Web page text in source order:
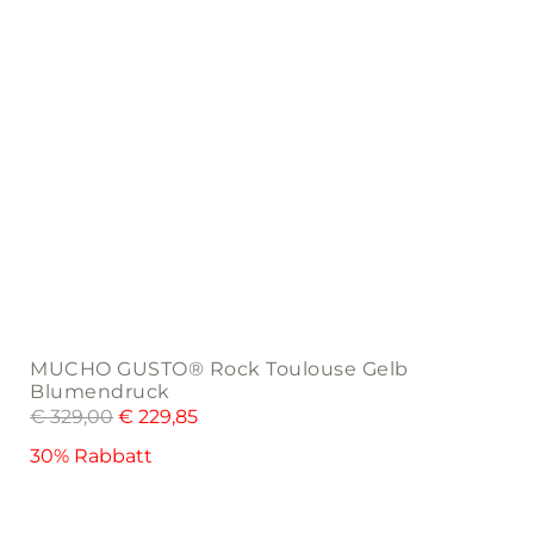
MUCHO GUSTO® Rock Toulouse Gelb
Blumendruck
€329,00 € 229,85
30% Rabbatt